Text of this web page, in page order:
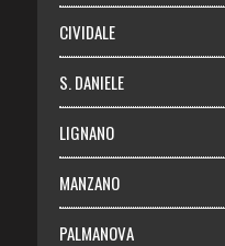
CIVIDALE
S. DANIELE
LIGNANO
MANZANO
PALMANOVA